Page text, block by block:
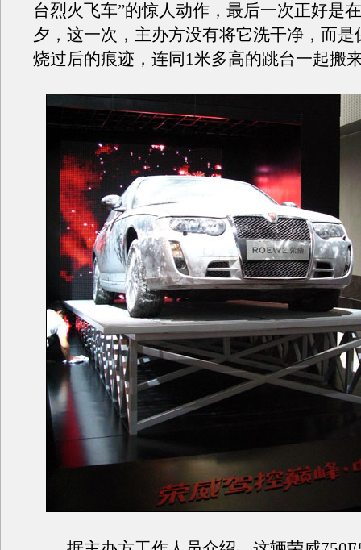
台烈火飞车”的惊人动作，最后一次正好是
夕，这一次，主办方没有将它洗干净，而是
烧过后的痕迹，连同1米多高的跳台一起搬